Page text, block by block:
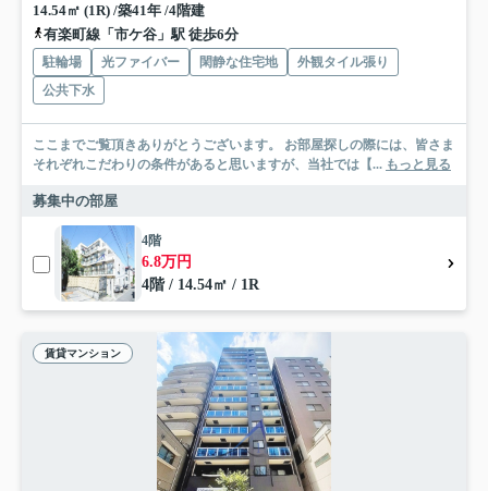
14.54㎡ (1R) /築41年 /4階建
有楽町線「市ケ谷」駅 徒歩6分
駐輪場 光ファイバー 閑静な住宅地
外観タイル張り
公共下水
ここまでご覧頂きありがとうございます。 お部屋探しの際には、皆さま
それぞれこだわりの条件があると思いますが、当社では【... もっと見る
募集中の部屋
4階
6.8万円
4階 / 14.54㎡ / 1R
賃貸マンション